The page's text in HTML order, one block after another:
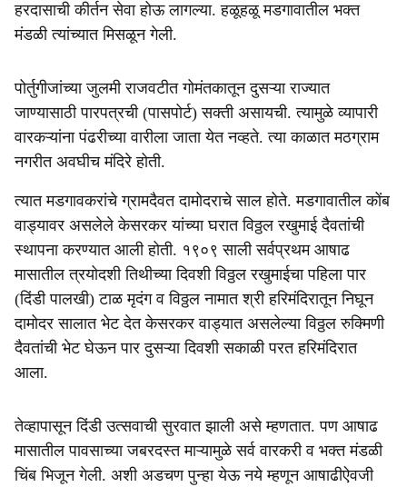
हरदासाची कीर्तन सेवा होऊ लागल्या. हळूहळू मडगावातील भक्त
मंडळी त्यांच्यात मिसळून गेली.
पोर्तुगीजांच्या जुलमी राजवटीत गोमंतकातून दुसऱ्या राज्यात
जाण्यासाठी पारपत्रची (पासपोर्ट) सक्ती असायची. त्यामुळे व्यापारी
वारकऱ्यांना पंढरीच्या वारीला जाता येत नव्हते. त्या काळात मठग्राम
नगरीत अवघीच मंदिरे होती.
त्यात मडगावकरांचे ग्रामदैवत दामोदराचे साल होते. मडगावातील कोंब
वाड्यावर असलेले केसरकर यांच्या घरात विठ्ठल रखुमाई दैवतांची
स्थापना करण्यात आली होती. १९०९ साली सर्वप्रथम आषाढ
मासातील त्रयोदशी तिथीच्या दिवशी विठ्ठल रखुमाईचा पहिला पार
(दिंडी पालखी) टाळ मृदंग व विठ्ठल नामात श्री हरिमंदिरातून निघून
दामोदर सालात भेट देत केसरकर वाड्यात असलेल्या विठ्ठल रुक्मिणी
दैवतांची भेट घेऊन पार दुसऱ्या दिवशी सकाळी परत हरिमंदिरात
आला.
तेव्हापासून दिंडी उत्सवाची सुरवात झाली असे म्हणतात. पण आषाढ
मासातील पावसाच्या जबरदस्त माऱ्यामुळे सर्व वारकरी व भक्त मंडळी
चिंब भिजून गेली. अशी अडचण पुन्हा येऊ नये म्हणून आषाढीऐवजी